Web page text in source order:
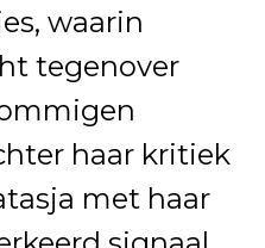
waarin
tegenover
haar kritiek
met haar